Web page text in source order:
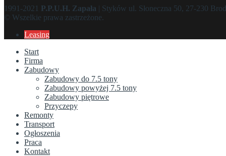
1991-2021 P.P.U.H. Zapała | Styków ul. Słoneczna 50, 27-230
© Wszelkie prawa zastrzeżone.
Leasing
Start
Firma
Zabudowy
Zabudowy do 7.5 tony
Zabudowy powyżej 7.5 tony
Zabudowy piętrowe
Przyczepy
Remonty
Transport
Ogłoszenia
Praca
Kontakt